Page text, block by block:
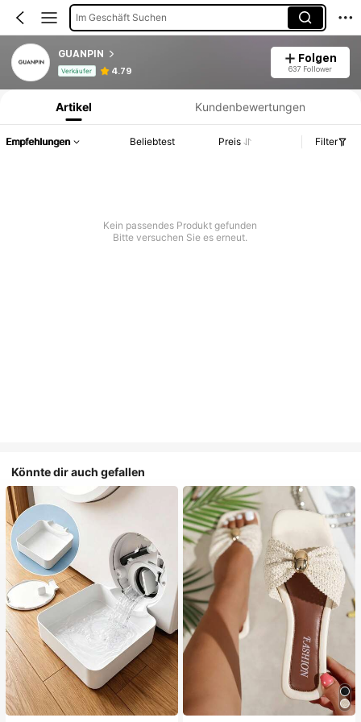
Im Geschäft Suchen
GUANPIN
Verkäufer 4.79
Folgen
637 Follower
Produktinformation: Preisangabe, Verkaufs- und Lagerbestandsdetails.
Artikel Kundenbewertungen
Empfehlungen Beliebtest Preis Filter
Kein passendes Produkt gefunden
Bitte versuchen Sie es erneut.
Könnte dir auch gefallen